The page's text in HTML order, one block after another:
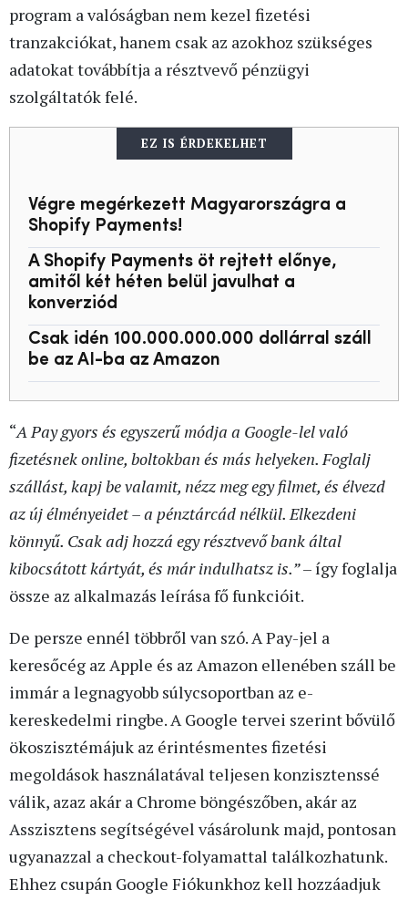
program a valóságban nem kezel fizetési
tranzakciókat, hanem csak az azokhoz szükséges
adatokat továbbítja a résztvevő pénzügyi
szolgáltatók felé.
EZ IS ÉRDEKELHET
Végre megérkezett Magyarországra a
Shopify Payments!
A Shopify Payments öt rejtett előnye,
amitől két héten belül javulhat a
konverziód
Csak idén 100.000.000.000 dollárral száll
be az AI-ba az Amazon
“A Pay gyors és egyszerű módja a Google-lel való
fizetésnek online, boltokban és más helyeken. Foglalj
szállást, kapj be valamit, nézz meg egy filmet, és élvezd
az új élményeidet – a pénztárcád nélkül. Elkezdeni
könnyű. Csak adj hozzá egy résztvevő bank által
kibocsátott kártyát, és már indulhatsz is.”– így foglalja
össze az alkalmazás leírása fő funkcióit.
De persze ennél többről van szó. A Pay-jel a
keresőcég az Apple és az Amazon ellenében száll be
immár a legnagyobb súlycsoportban az e-
kereskedelmi ringbe. A Google tervei szerint bővülő
ökoszisztémájuk az érintésmentes fizetési
megoldások használatával teljesen konzisztenssé
válik, azaz akár a Chrome böngészőben, akár az
Asszisztens segítségével vásárolunk majd, pontosan
ugyanazzal a checkout-folyamattal találkozhatunk.
Ehhez csupán Google Fiókunkhoz kell hozzáadjuk